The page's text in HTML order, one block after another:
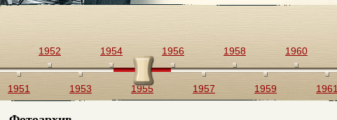
1951
1952
1953
1954
1955
1956
1957
1958
1959
1960
1961